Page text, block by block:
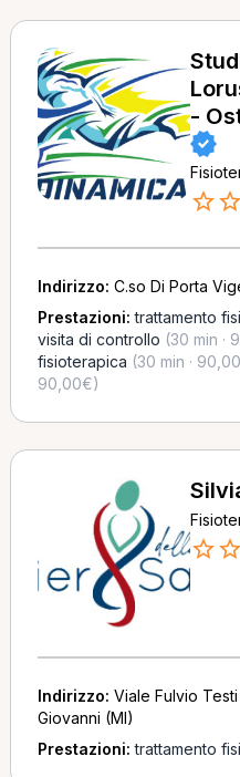
-
Indirizzo: C.so Di Porta
Prestazioni:trattamento
visita di controllo (30 min ·
fisioterapica (30 min ·
90,00€)
Indirizzo: Viale Fulvio
Giovanni (MI)
Prestazioni:trattamento